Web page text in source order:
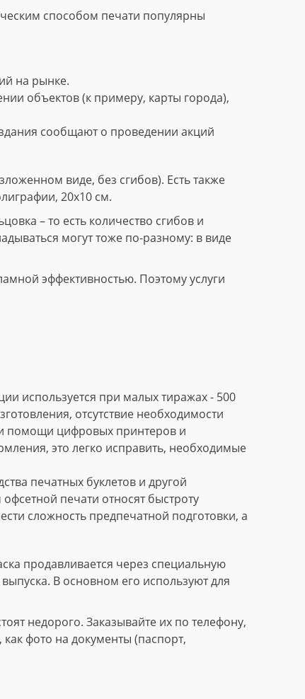
способом печати популярны
на рынке.
объектов (к примеру, карты города),
сообщают о проведении акций
виде, без сгибов). Есть также
20х10 см.
– то есть количество сгибов и
могут тоже по-разному: в виде
эффективностью. Поэтому услуги
используется при малых тиражах - 500
отсутствие необходимости
помощи цифровых принтеров и
это легко исправить, необходимые
печатных буклетов и другой
печати относят быстроту
сложность предпечатной подготовки, а
продавливается через специальную
В основном его используют для
недорого. Заказывайте их по телефону,
фото на документы (паспорт,